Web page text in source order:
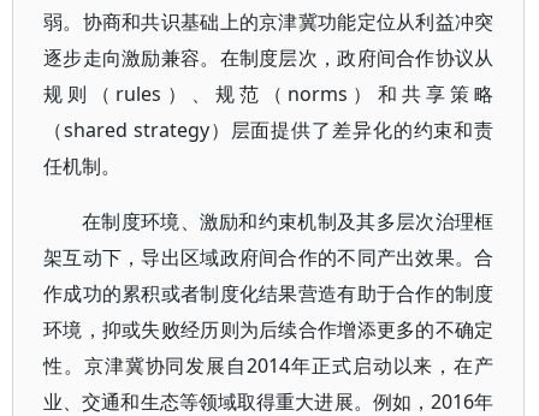
弱。协商和共识基础上的京津冀功能定位从利益冲突
逐步走向激励兼容。在制度层次，政府间合作协议从
规则（rules）、规范（norms）和共享策略
（shared strategy）层面提供了差异化的约束和责
任机制。
在制度环境、激励和约束机制及其多层次治理框
架互动下，导出区域政府间合作的不同产出效果。合
作成功的累积或者制度化结果营造有助于合作的制度
环境，抑或失败经历则为后续合作增添更多的不确定
性。京津冀协同发展自2014年正式启动以来，在产
业、交通和生态等领域取得重大进展。例如，2016年